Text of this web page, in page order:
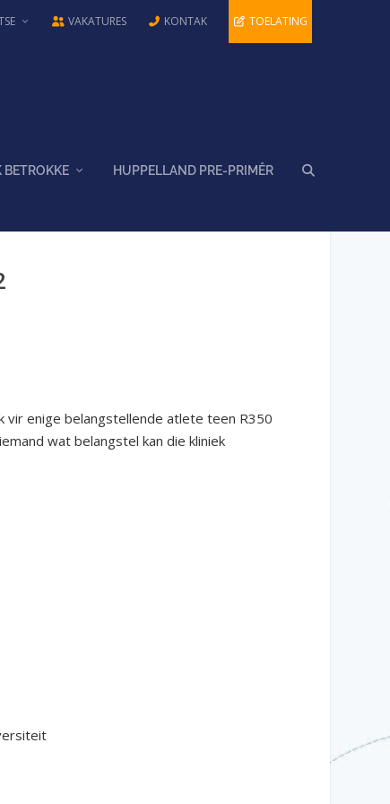
VAKATURES KONTAK TOELATING
BETROKKE HUPPELLAND PRE-PRIMÊR
vir enige belangstellende atlete teen R350
wat belangstel kan die kliniek